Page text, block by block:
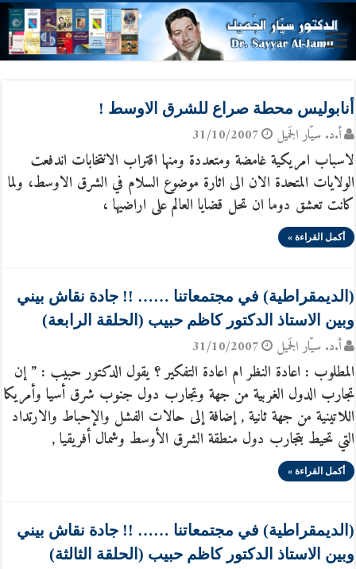
أنابوليس محطة صراع للشرق الاوسط !
أ.د. سيّار الجَميل 31/10/2007
لاسباب امريكية غامضة ومتعددة ومنها اقتراب الانتخابات اندفعت
الولايات المتحدة الان الى اثارة موضوع السلام في الشرق الاوسط، ولما
كانت تعشق دوما ان تحل قضايا العالم على اراضيها ،
أكمل القراءة »
(الديمقراطية) في مجتمعاتنا …… !! جادة نقاش بيني
وبين الاستاذ الدكتور كاظم حبيب (الحلقة الرابعة)
أ.د. سيّار الجَميل 31/10/2007
المطلوب : اعادة النظر ام اعادة التفكير ؟ يقول الدكتور حبيب : ” إن
تجارب الدول الغربية من جهة وتجارب دول جنوب شرق أسيا وأمريكا
اللاتينية من جهة ثانية , إضافة إلى حالات الفشل والإحباط والارتداد
التي تحيط بتجارب دول منطقة الشرق الأوسط وشمال أفريقيا ,
أكمل القراءة »
(الديمقراطية) في مجتمعاتنا …… !! جادة نقاش بيني
وبين الاستاذ الدكتور كاظم حبيب (الحلقة الثالثة)